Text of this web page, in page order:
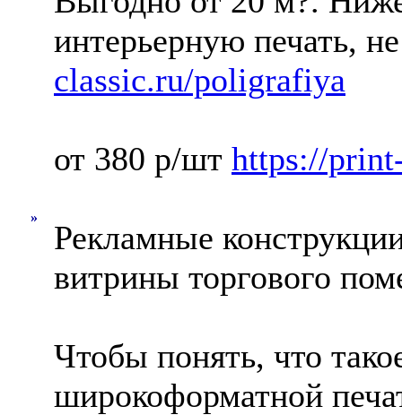
»
интерьерную печать,
classic.ru/poligrafiya
от 380 р/шт https://
Рекламные
витрины торгового
Чтобы понять, что
широкоформатной